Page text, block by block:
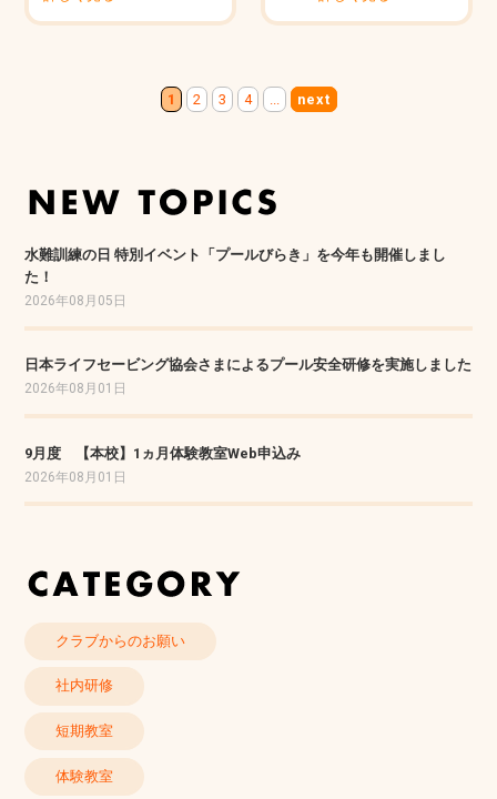
1 2 3 4 ... next
水難訓練の日 特別イベント「プールびらき」を今年も開催しまし
た！
2026年08月05日
日本ライフセービング協会さまによるプール安全研修を実施しました
2026年08月01日
9月度 【本校】1ヵ月体験教室Web申込み
2026年08月01日
クラブからのお願い
社内研修
短期教室
体験教室